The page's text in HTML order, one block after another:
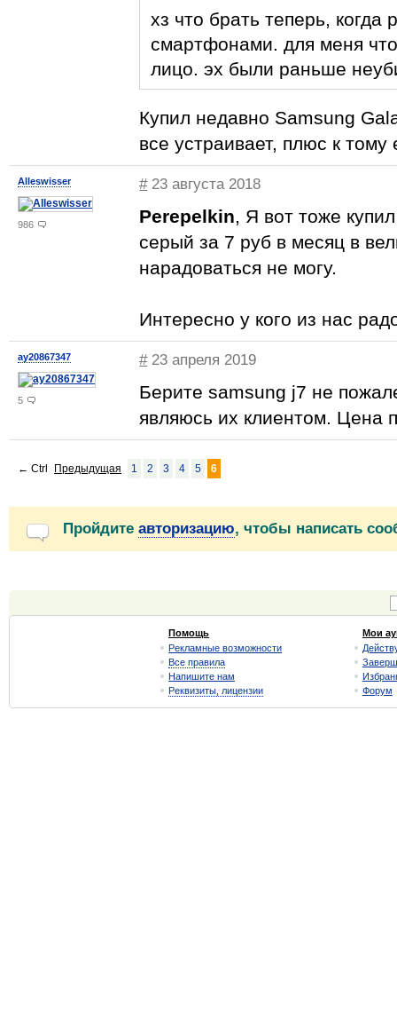
хз что брать теперь,
смартфонами. для меня
лицо. эх были раньше
Купил недавно Samsung
все устраивает, плюс к
Alleswisser
986
#23 августа 2018
Perepelkin, Я вот тоже
серый за 7 руб в месяц в
нарадоваться не могу.
Интересно у кого из нас
ay20867347
5
#23 апреля 2019
Берите samsung j7 не
являюсь их клиентом. Цена
← Ctrl Предыдущая 1 2 3 4 5 6
Пройдите авторизацию, чтобы написать
Помощь
Рекламные возможности
Все правила
Напишите нам
Реквизиты, лицензии
Мои
Форум